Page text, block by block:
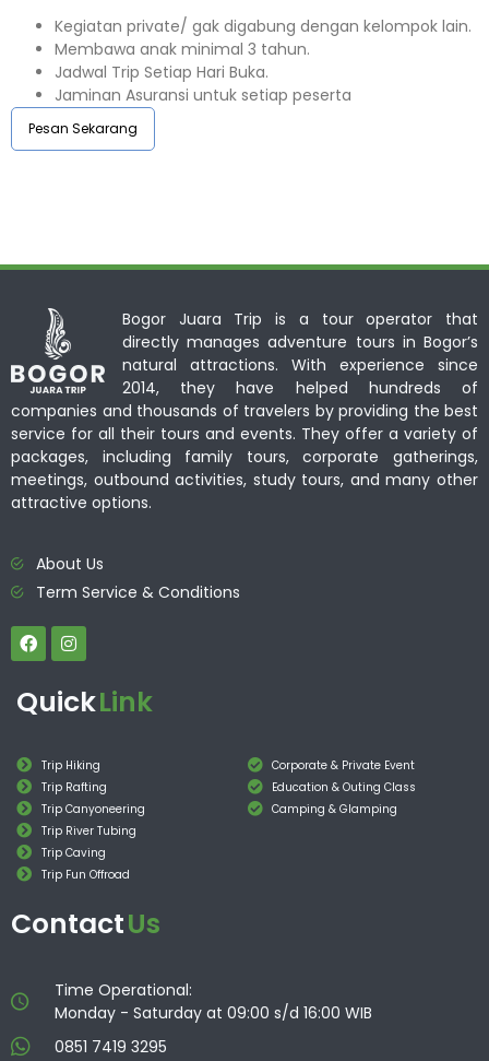
Kegiatan private/ gak digabung dengan kelompok lain.
Membawa anak minimal 3 tahun.⁣⁣
Jadwal Trip Setiap Hari Buka.⁣⁣
Jaminan Asuransi untuk setiap peserta ⁣⁣
Pesan Sekarang
Bogor Juara Trip is a tour operator that
directly manages adventure tours in Bogor’s
natural attractions. With experience since
2014, they have helped hundreds of
companies and thousands of travelers by providing the best
service for all their tours and events. They offer a variety of
packages, including family tours, corporate gatherings,
meetings, outbound activities, study tours, and many other
attractive options.
About Us
Term Service & Conditions
QuickLink
Trip Hiking
Trip Rafting
Trip Canyoneering
Trip River Tubing
Trip Caving
Trip Fun Offroad
Corporate & Private Event
Education & Outing Class
Camping & Glamping
ContactUs
Time Operational:
Monday - Saturday at 09:00 s/d 16:00 WIB
0851 7419 3295